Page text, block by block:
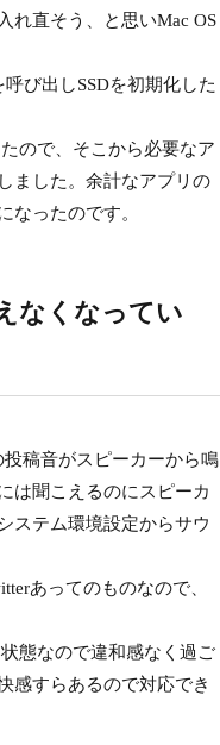
れ直そう、と思いMac OS
び出しSSDを初期化した
ので、そこから必要なア
ました。余計なアプリの
なったのです。
なくなってい
稿音がスピーカーから鳴
は聞こえるのにスピーカ
ステム環境設定からサウ
あってのものなので、
態なので違和感なく過ご
感すらあるので対応でき